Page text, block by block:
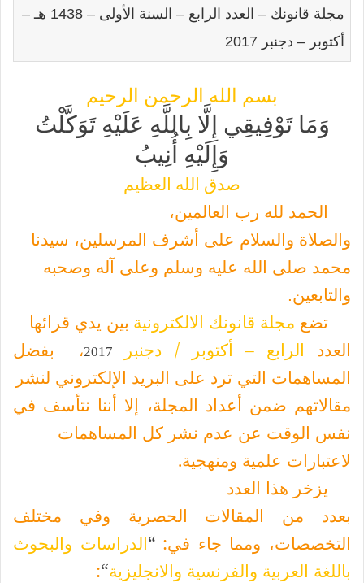
مجلة قانونك – العدد الرابع – السنة الأولى – 1438 هـ –
أكتوبر – دجنبر 2017
بسم الله الرحمن الرحيم
وَمَا تَوْفِيقِي إِلَّا بِاللَّهِ عَلَيْهِ تَوَكَّلْتُ
وَإِلَيْهِ أُنِيبُ
صدق الله العظيم
الحمد لله رب العالمين،
والصلاة والسلام على أشرف المرسلين، سيدنا
محمد صلى الله عليه وسلم وعلى آله وصحبه
والتابعين.
تضع مجلة قانونك الالكترونية بين يدي قرائها
العدد الرابع – أكتوبر / دجنبر 2017،
بفضل
المساهمات التي ترد على البريد الإلكتروني لنشر
مقالاتهم ضمن أعداد المجلة، إلا أننا نتأسف في
نفس الوقت عن عدم نشر كل المساهمات
لاعتبارات علمية ومنهجية.
يزخر هذا العدد
بعدد من المقالات الحصرية وفي مختلف
التخصصات، ومما جاء في: “الدراسات والبحوث
باللغة العربية والفرنسية والانجليزية“
: